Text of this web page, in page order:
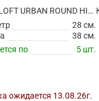
КАШПО LOFT URBAN ROUND HIGH ANTHRACITE
28 см.
38 см.
по
5 шт.
ожидается 13.08.26г.